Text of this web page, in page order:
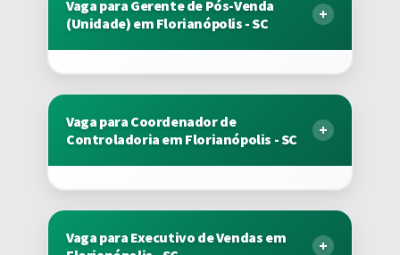
Vaga para Gerente de Pós-Venda
(Unidade) em Florianópolis - SC
Vaga para Coordenador de
Controladoria em Florianópolis - SC
Vaga para Executivo de Vendas em